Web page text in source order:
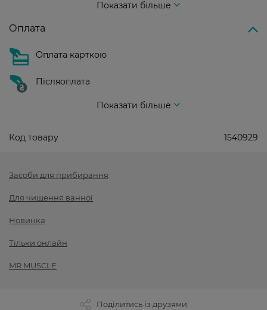
Показати більше
Оплата
Оплата карткою
Післяоплата
Показати більше
Код товару 1540929
Засоби для прибирання
Для чищення ванної
Новинка
Тільки онлайн
MR MUSCLE
Поділитись із друзями